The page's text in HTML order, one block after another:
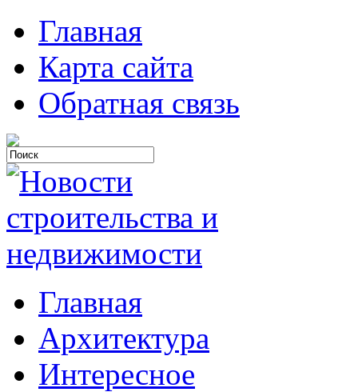
Главная
Карта сайта
Обратная связь
Главная
Архитектура
Интересное